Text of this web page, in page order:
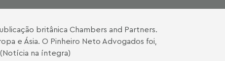
britânica Chambers and Partners.
e Ásia. O Pinheiro Neto Advogados foi,
na íntegra)